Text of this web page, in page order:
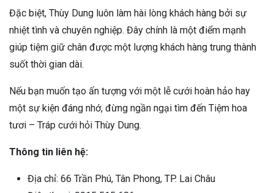
Đặc biệt, Thùy Dung luôn làm hài lòng khách hàng bởi sự
nhiệt tình và chuyên nghiệp. Đây chính là một điểm mạnh
giúp tiệm giữ chân được một lượng khách hàng trung thành
suốt thời gian dài.
Nếu bạn muốn tạo ấn tượng với một lễ cưới hoàn hảo hay
một sự kiện đáng nhớ, đừng ngần ngại tìm đến Tiệm hoa
tươi – Tráp cưới hỏi Thùy Dung.
Thông tin liên hệ:
Địa chỉ: 66 Trần Phú, Tân Phong, TP. Lai Châu